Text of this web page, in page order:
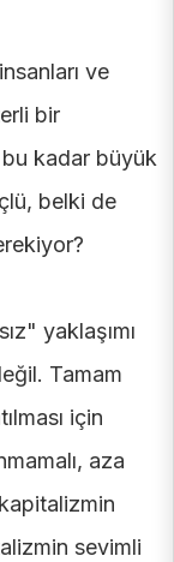
ve
bir
kadar büyük
belki de
yaklaşımı
Tamam
için
aza
sevimli